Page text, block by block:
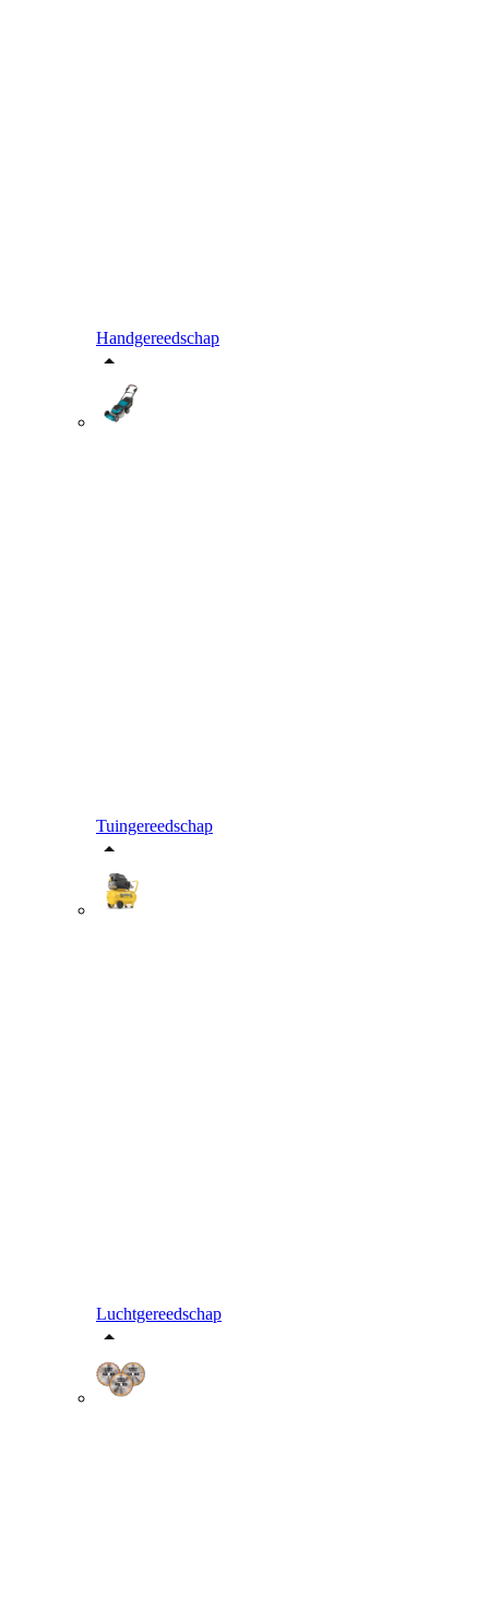
Handgereedschap
Tuingereedschap
Luchtgereedschap